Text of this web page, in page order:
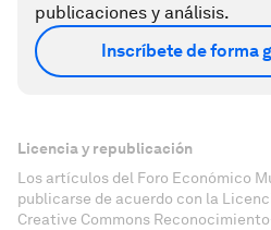
publicaciones y análisis.
Inscríbete de forma
Licencia y republicación
Los artículos del Foro Económico
publicarse de acuerdo con la
Creative Commons